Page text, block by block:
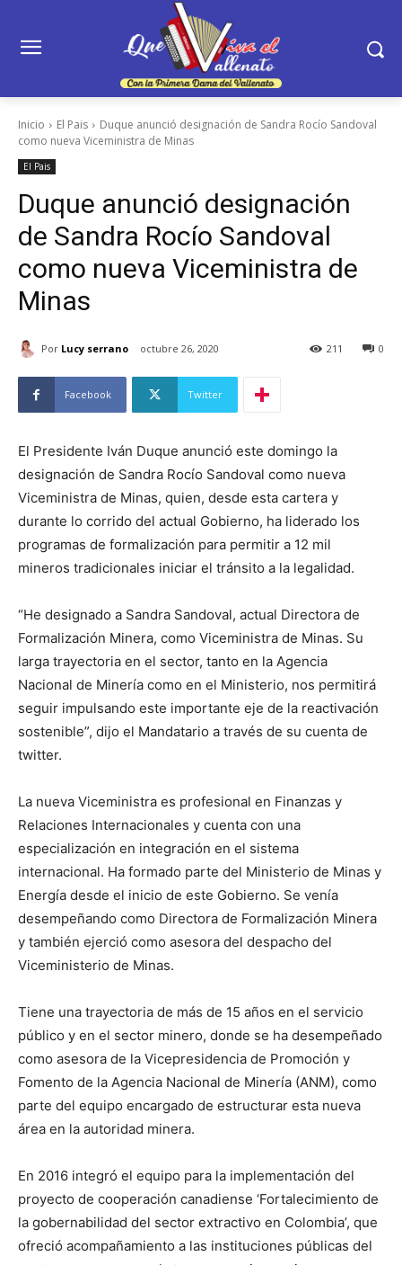
Inicio El Pais
Duque anunció designación de Sandra Rocío Sandoval
como nueva Viceministra de Minas
El Pais
Duque anunció designación
de Sandra Rocío Sandoval
como nueva Viceministra de
Minas
Por Lucy serrano octubre 26, 2020 0
211
Facebook Twitter
El Presidente Iván Duque anunció este domingo la
designación de Sandra Rocío Sandoval como nueva
Viceministra de Minas, quien, desde esta cartera y
durante lo corrido del actual Gobierno, ha liderado los
programas de formalización para permitir a 12 mil
mineros tradicionales iniciar el tránsito a la legalidad.
“He designado a Sandra Sandoval, actual Directora de
Formalización Minera, como Viceministra de Minas. Su
larga trayectoria en el sector, tanto en la Agencia
Nacional de Minería como en el Ministerio, nos permitirá
seguir impulsando este importante eje de la reactivación
sostenible”, dijo el Mandatario a través de su cuenta de
twitter.
La nueva Viceministra es profesional en Finanzas y
Relaciones Internacionales y cuenta con una
especialización en integración en el sistema
internacional. Ha formado parte del Ministerio de Minas y
Energía desde el inicio de este Gobierno. Se venía
desempeñando como Directora de Formalización Minera
y también ejerció como asesora del despacho del
Viceministerio de Minas.
Tiene una trayectoria de más de 15 años en el servicio
público y en el sector minero, donde se ha desempeñado
como asesora de la Vicepresidencia de Promoción y
Fomento de la Agencia Nacional de Minería (ANM), como
parte del equipo encargado de estructurar esta nueva
área en la autoridad minera.
En 2016 integró el equipo para la implementación del
proyecto de cooperación canadiense ‘Fortalecimiento de
la gobernabilidad del sector extractivo en Colombia’, que
ofreció acompañamiento a las instituciones públicas del